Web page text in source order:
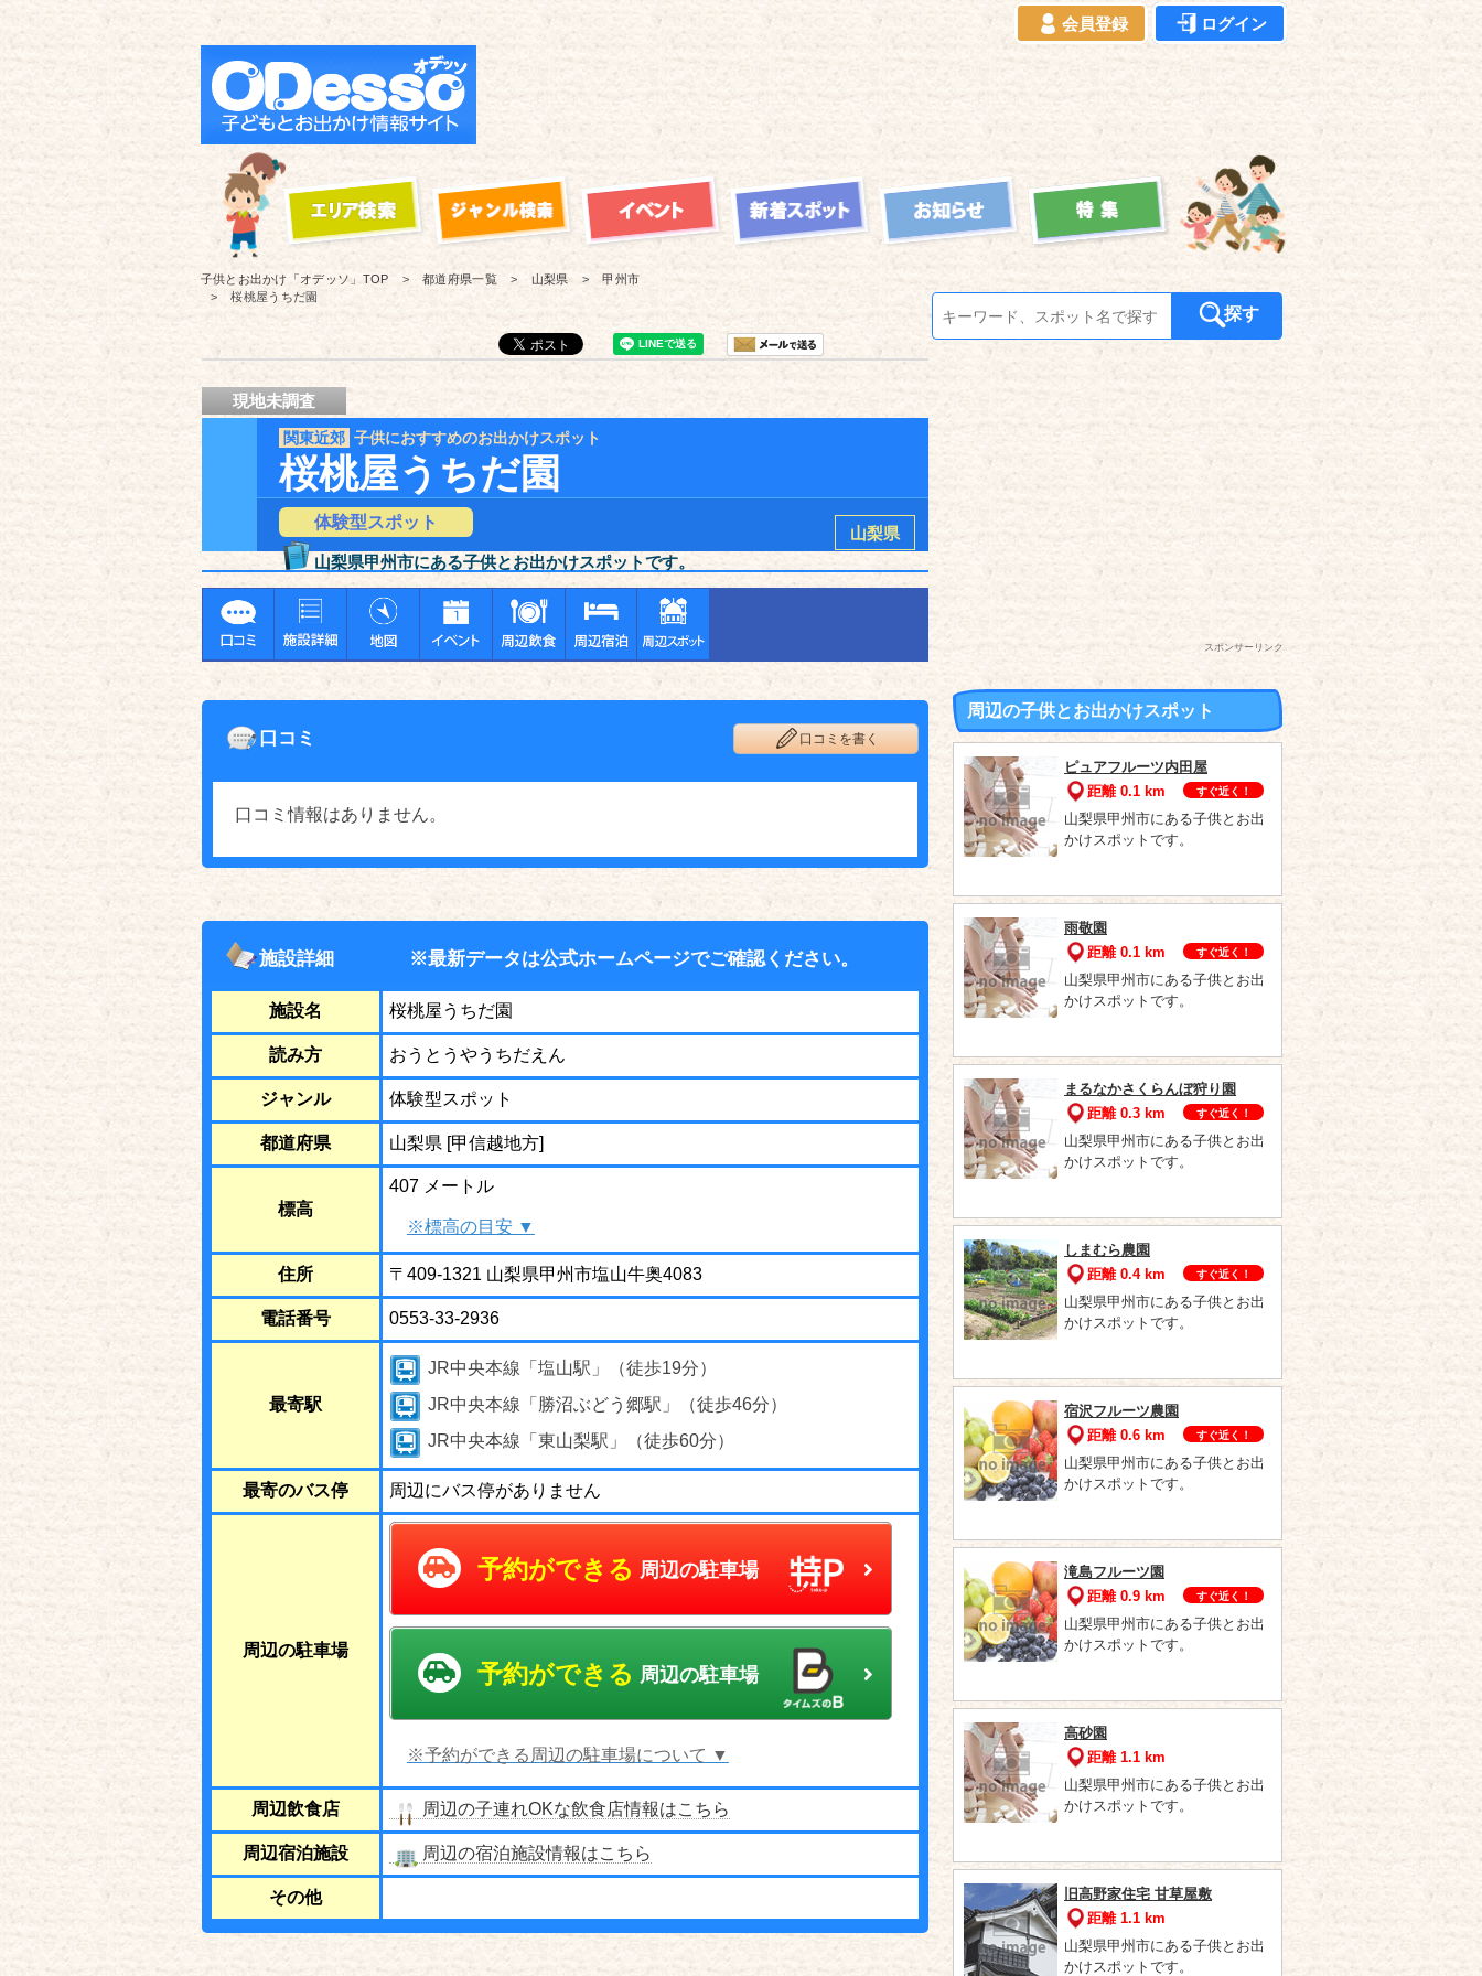
会員登録 ログイン
子供とお出かけ「オデッソ」 TOP 都道府県一覧 山梨県
甲州市
桜桃屋うちだ園
探す
現地未調査
関東近郊 子供におすすめのお出かけスポット
桜桃屋うちだ園
体験型スポット
山梨県
山梨県甲州市にある子供とお出かけスポットです。
口コミ 口コミを書く
口コミ情報はありません。
施設詳細 ※最新データは公式ホームページでご確認ください。
施設名 桜桃屋うちだ園
読み方 おうとうやうちだえん
ジャンル 体験型スポット
都道府県 山梨県 [甲信越地方]
標高
407 メートル
※標高の目安 ▼
住所 〒409-1321 山梨県甲州市塩山牛奥4083
電話番号 0553-33-2936
最寄駅
JR中央本線「塩山駅」（徒歩19分）
JR中央本線「勝沼ぶどう郷駅」（徒歩46分）
JR中央本線「東山梨駅」（徒歩60分）
最寄のバス停 周辺にバス停がありません
周辺の駐車場
予約ができる 周辺の駐車場
予約ができる 周辺の駐車場
※予約ができる周辺の駐車場について ▼
周辺飲食店 周辺の子連れOKな飲食店情報はこちら
周辺宿泊施設 周辺の宿泊施設情報はこちら
その他
スポンサーリンク
周辺の子供とお出かけスポット
ピュアフルーツ内田屋
距離 0.1 km
すぐ近く！
山梨県甲州市にある子供とお出
かけスポットです。
雨敬園
距離 0.1 km
すぐ近く！
山梨県甲州市にある子供とお出
かけスポットです。
まるなかさくらんぼ狩り園
距離 0.3 km
すぐ近く！
山梨県甲州市にある子供とお出
かけスポットです。
しまむら農園
距離 0.4 km
すぐ近く！
山梨県甲州市にある子供とお出
かけスポットです。
宿沢フルーツ農園
距離 0.6 km
すぐ近く！
山梨県甲州市にある子供とお出
かけスポットです。
滝島フルーツ園
距離 0.9 km
すぐ近く！
山梨県甲州市にある子供とお出
かけスポットです。
高砂園
距離 1.1 km
山梨県甲州市にある子供とお出
かけスポットです。
旧高野家住宅 甘草屋敷
距離 1.1 km
山梨県甲州市にある子供とお出
かけスポットです。